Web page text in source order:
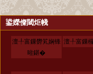
鍙嬫儏閾炬帴
澶╀富鏁欎笂娴锋
暀鍖�
澶╀富鏁